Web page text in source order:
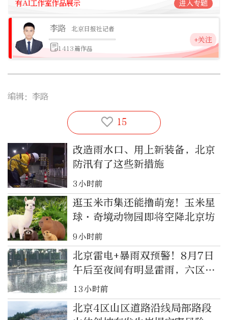
有AI工作室作品展示 进入专题
李路 北京日报社记者
1413篇作品
+关注
编辑：李路
15
改造雨水口、用上新装备，北京
防汛有了这些新措施
3小时前
逛玉米市集还能撸萌宠！玉米星
球·奇境动物园即将空降北京坊
9小时前
北京雷电+暴雨双预警！8月7日
午后至夜间有明显雷雨，六区升
级暴雨黄色预警
13小时前
北京4区山区道路沿线局部路段